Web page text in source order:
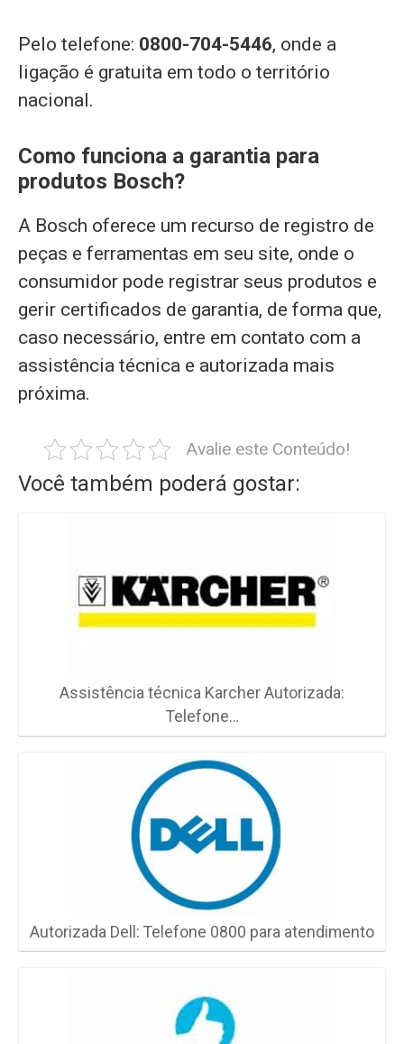
Pelo telefone: 0800-704-5446, onde a
ligação é gratuita em todo o território
nacional.
Como funciona a garantia para
produtos Bosch?
A Bosch oferece um recurso de registro de
peças e ferramentas em seu site, onde o
consumidor pode registrar seus produtos e
gerir certificados de garantia, de forma que,
caso necessário, entre em contato com a
assistência técnica e autorizada mais
próxima.
Avalie este Conteúdo!
Você também poderá gostar:
Assistência técnica Karcher Autorizada:
Telefone…
Autorizada Dell: Telefone 0800 para atendimento